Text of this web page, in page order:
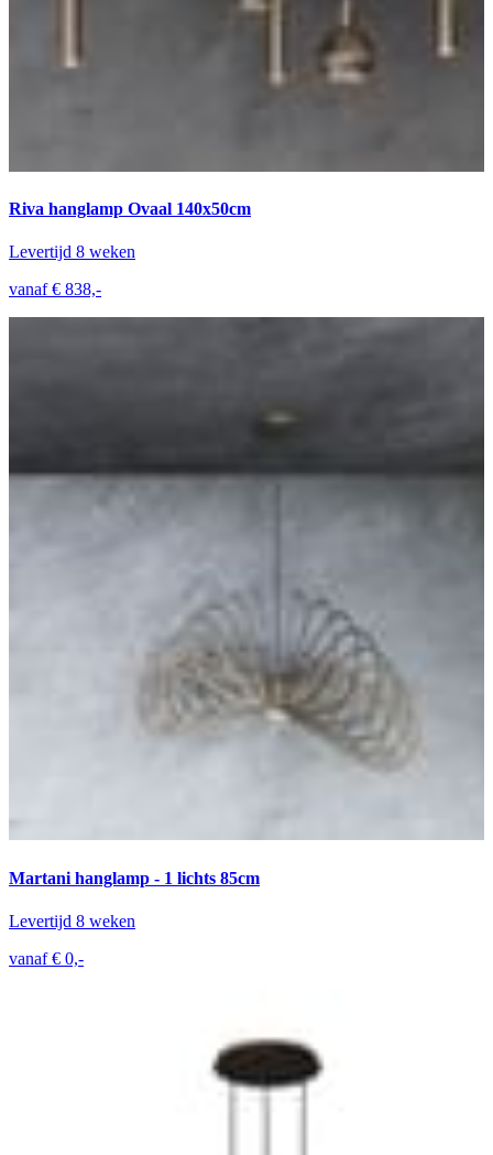
Riva hanglamp Ovaal 140x50cm
Levertijd 8 weken
vanaf € 838,-
Martani hanglamp - 1 lichts 85cm
Levertijd 8 weken
vanaf € 0,-